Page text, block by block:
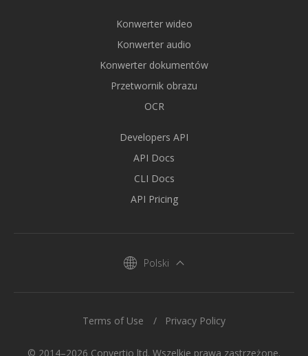
Konwerter wideo
Konwerter audio
Konwerter dokumentów
Przetwornik obrazu
OCR
Developers API
API Docs
CLI Docs
API Pricing
Polski
© 2014–2026 Convertio ltd. Wszelkie prawa zastrzeżone.
Terms of Use Privacy Policy